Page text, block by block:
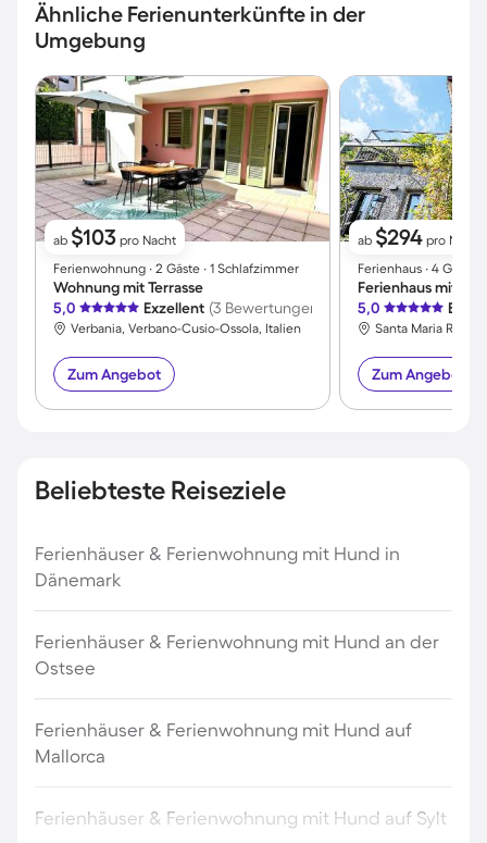
Ähnliche Ferienunterkünfte in der
Umgebung
ab $103 pro Nacht
Ferienwohnung ∙ 2 Gäste ∙ 1 Schlafzimmer
Wohnung mit Terrasse
5,0
Exzellent (3 Bewertungen)
Verbania, Verbano-Cusio-Ossola, Italien
Zum Angebot
ab $294 pro Nacht
Ferienhaus ∙ 4 Gäste
5,0
Santa Maria
Zum Angebot
Beliebteste Reiseziele
Ferienhäuser & Ferienwohnung mit Hund in
Dänemark
Ferienhäuser & Ferienwohnung mit Hund an der
Ostsee
Ferienhäuser & Ferienwohnung mit Hund auf
Mallorca
Ferienhäuser & Ferienwohnung mit Hund auf Sylt